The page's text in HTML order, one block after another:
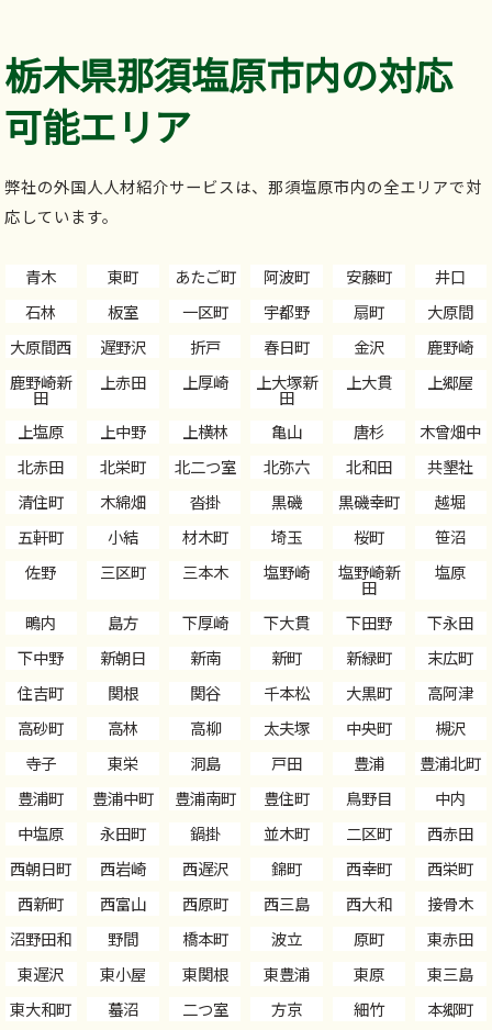
栃木県那須塩原市内の対応
可能エリア
弊社の外国人人材紹介サービスは、那須塩原市内の全エリアで対
応しています。
青木 東町 あたご町 阿波町 安藤町
井口
石林
板室 一区町 宇都野 扇町
大原間
大原間西
遅野沢 折戸 春日町 金沢
鹿野崎
鹿野崎新
田
上赤田 上厚崎 上大塚新
田
上大貫 上郷屋
上塩原 上中野 上横林 亀山 唐杉
木曾畑中
北赤田
北栄町 北二つ室 北弥六 北和田
共墾社
清住町
木綿畑 沓掛 黒磯 黒磯幸町
越堀
五軒町
小結 材木町 埼玉 桜町
笹沼
佐野
三区町 三本木 塩野崎 塩野崎新
田
塩原
鴫内 島方 下厚崎 下大貫 下田野
下永田
下中野
新朝日 新南 新町 新緑町
末広町
住吉町
関根 関谷 千本松 大黒町
高阿津
高砂町
高林 高柳 太夫塚 中央町
槻沢
寺子
東栄 洞島 戸田 豊浦
豊浦北町
豊浦町
豊浦中町 豊浦南町 豊住町 鳥野目
中内
中塩原
永田町 鍋掛 並木町 二区町
西赤田
西朝日町
西岩崎 西遅沢 錦町 西幸町
西栄町
西新町
西富山 西原町 西三島 西大和
接骨木
沼野田和
野間 橋本町 波立 原町
東赤田
東遅沢
東小屋 東関根 東豊浦 東原
東三島
東大和町
蟇沼 二つ室 方京 細竹
本郷町